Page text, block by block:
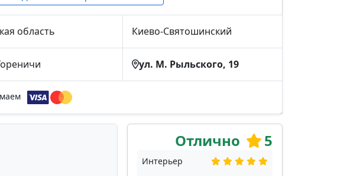
область Киево-Святошинский
ул. М. Рыльского, 19
Отлично 5
Интерьер